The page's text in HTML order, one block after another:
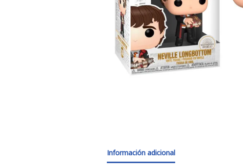
Información adicional